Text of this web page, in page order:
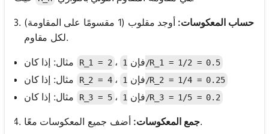
حساب المعكوسات:
أوجد مقلوب (1 مقسومًا على المقاومة)
لكل مقاوم.
R_1 = 2 ، فإن1/R_1 = 1/2 = 0.5
R_2 = 4 ، فإن1/R_2 = 1/4 = 0.25
R_3 = 5 ، فإن1/R_3 = 1/5 = 0.2
جمع المعكوسات:أضف جميع المعكوسات معًا.